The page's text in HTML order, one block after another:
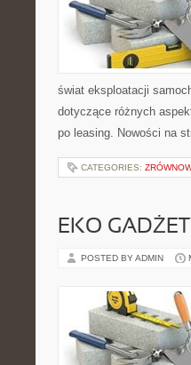
świat eksploatacji
dotyczące różnych
po leasing. Nowości na
CATEGORIES:
EKO
POSTED BY ADMIN